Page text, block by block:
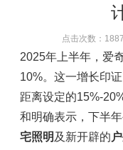
点击次数：
2025年上半年，爱
10%。这一增长印
距离设定的15%-
和明确表示，下半
宅照明 及新开辟的